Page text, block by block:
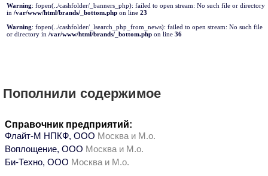
Warning: fopen(../cashfolder/_banners_php): failed to open stream: No such file or directory
in /var/www/html/brands/_bottom.php on line 23
Warning: fopen(../cashfolder/_lsearch_php_from_news): failed to open stream: No such file
or directory in /var/www/html/brands/_bottom.php on line 36
Пополнили содержимое
Справочник предприятий:
Флайт-М НПКФ, ООО Москва и М.о.
Воплощение, ООО Москва и М.о.
Би-Техно, ООО Москва и М.о.